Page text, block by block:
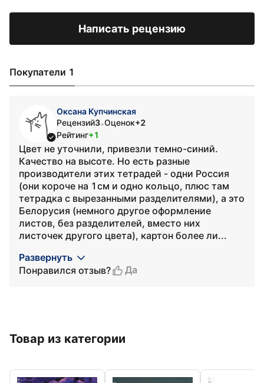
Написать рецензию
Покупатели 1
Оксана Купчинская
Рецензий3•Оценок+2
Рейтинг+1
Цвет не уточнили, привезли темно-синий.
Качество на высоте. Но есть разные
производители этих тетрадей - одни Россия
(они короче на 1см и одно кольцо, плюс там
тетрадка с вырезанными разделителями), а это
Белорусия (немного другое оформление
листов, без разделителей, вместо них
листочек другого цвета), картон более ли...
Развернуть
Понравился отзыв?
Да
Товар из категории